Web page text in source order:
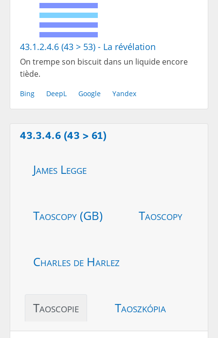
43.1.2.4.6 (43 > 53) - La révélation
On trempe son biscuit dans un liquide encore
tiède.
Bing DeepL Google Yandex
43.3.4.6 (43 > 61)
James Legge
Taoscopy (GB) Taoscopy
Charles de Harlez
Taoscopie Taoszkópia